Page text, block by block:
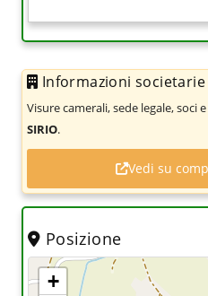
Informazioni societarie
Visure camerali, sede legale,
SIRIO.
Vedi su
Posizione
+